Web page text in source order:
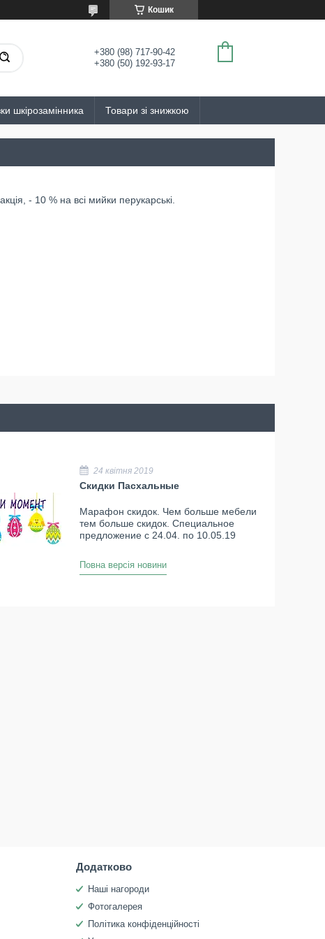
Кошик
+380 (98) 717-90-42
+380 (50) 192-93-17
шкірозамінника Товари зі знижкою
- 10 % на всі мийки перукарські.
24 квітня 2019
Скидки Пасхальные
Марафон скидок. Чем больше мебели
тем больше скидок. Специальное
предложение с 24.04. по 10.05.19
Повна версія новини
Додатково
Наші нагороди
Фотогалерея
Політика конфіденційності